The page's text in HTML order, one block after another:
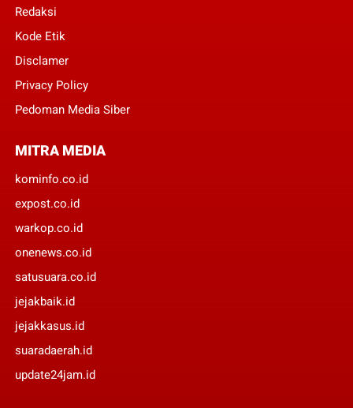
Redaksi
Kode Etik
Disclamer
Privacy Policy
Pedoman Media Siber
MITRA MEDIA
kominfo.co.id
expost.co.id
warkop.co.id
onenews.co.id
satusuara.co.id
jejakbaik.id
jejakkasus.id
suaradaerah.id
update24jam.id